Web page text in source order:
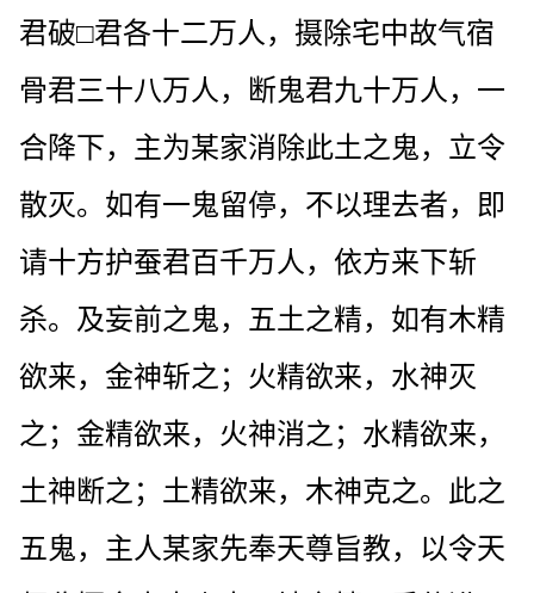
君破□君各十二万人，摄除宅中故气宿
骨君三十八万人，断鬼君九十万人，一
合降下，主为某家消除此土之鬼，立令
散灭。如有一鬼留停，不以理去者，即
请十方护蚕君百千万人，依方来下斩
杀。及妄前之鬼，五土之精，如有木精
欲来，金神斩之；火精欲来，水神灭
之；金精欲来，火神消之；水精欲来，
土神断之；土精欲来，木神克之。此之
五鬼，主人某家先奉天尊旨教，以令天